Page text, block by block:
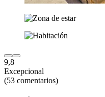
9,8
Excepcional
(53 comentarios)